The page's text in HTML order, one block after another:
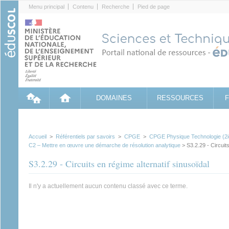
Menu principal Contenu Recherche Pied de page
DOMAINES RESSOURCES
Accueil > Référentiels par savoirs > CPGE > CPGE Physique Technologie
C2 – Mettre en œuvre une démarche de résolution analytique > S3.2.29 -
S3.2.29 - Circuits en régime alternatif sinusoïdal
Il n'y a actuellement aucun contenu classé avec ce terme.